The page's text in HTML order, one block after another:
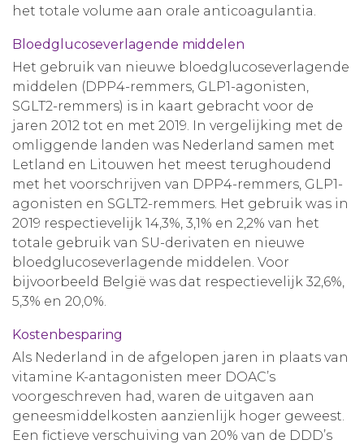
het totale volume aan orale anticoagulantia.
Bloedglucoseverlagende middelen
Het gebruik van nieuwe bloedglucoseverlagende
middelen (DPP4-remmers, GLP1-agonisten,
SGLT2-remmers) is in kaart gebracht voor de
jaren 2012 tot en met 2019. In vergelijking met de
omliggende landen was Nederland samen met
Letland en Litouwen het meest terughoudend
met het voorschrijven van DPP4-remmers, GLP1-
agonisten en SGLT2-remmers. Het gebruik was in
2019 respectievelijk 14,3%, 3,1% en 2,2% van het
totale gebruik van SU-derivaten en nieuwe
bloedglucoseverlagende middelen. Voor
bijvoorbeeld België was dat respectievelijk 32,6%,
5,3% en 20,0%.
Kostenbesparing
Als Nederland in de afgelopen jaren in plaats van
vitamine K-antagonisten meer DOAC’s
voorgeschreven had, waren de uitgaven aan
geneesmiddelkosten aanzienlijk hoger geweest.
Een fictieve verschuiving van 20% van de DDD’s